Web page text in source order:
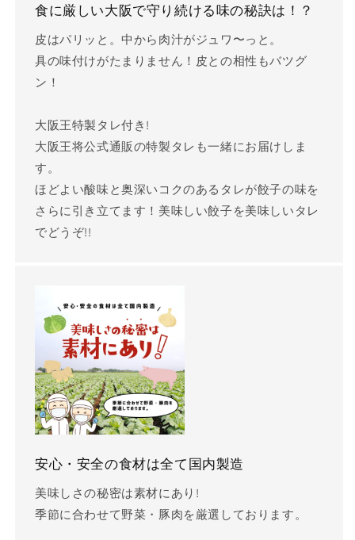
食に厳しい大阪で守り続ける味の秘訣は！？
皮はパリッと。中から肉汁がジュワ〜っと。
具の味付けがたまりません！皮との相性もバツグ
ン！
大阪王特製タレ付き!
大阪王将公式通販の特製タレも一緒にお届けしま
す。
ほどよい酸味と奥深いコクのあるタレが餃子の味を
さらに引き立てます！美味しい餃子を美味しいタレ
でどうぞ!!
安心・安全の食材は全て国内製造
美味しさの秘密は素材にあり!
季節に合わせて野菜・豚肉を厳選しております。